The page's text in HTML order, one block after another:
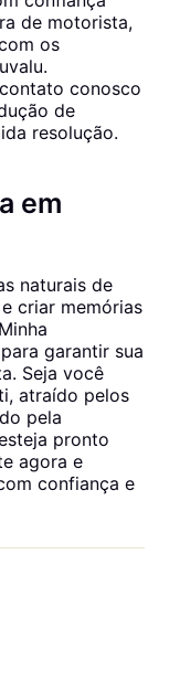
de motorista,
os
conosco
de
resolução.
em
naturais de
criar memórias
garantir sua
Seja você
atraído pelos
pela
pronto
agora e
confiança e